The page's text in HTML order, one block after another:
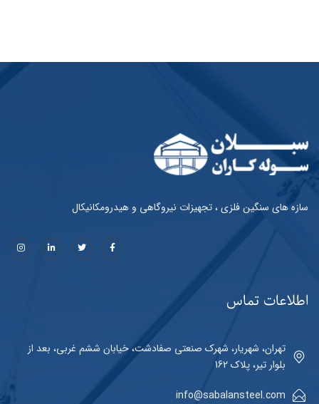
سازه های سنگین فلزی ، تجهیزات نیروگاهی و هیدرومکانیکال
اطلاعات تماس
تهران، شهریار، شهرک صنعتی صفادشت، خیابان ششم غربی، بعد از
بلوار تیر، پلاک 162
info@sabalansteel.com